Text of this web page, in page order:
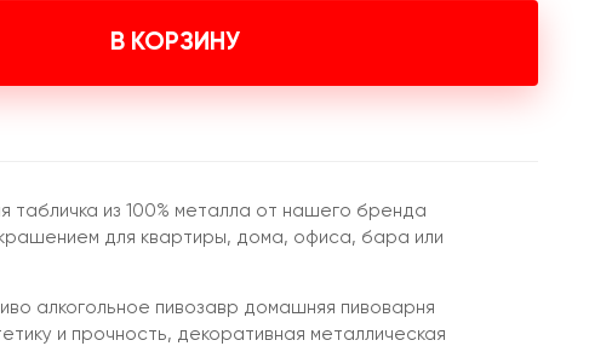
В КОРЗИНУ
табличка из 100% металла от нашего бренда
для квартиры, дома, офиса, бара или
алкогольное пивозавр домашняя пивоварня
и прочность, декоративная металлическая